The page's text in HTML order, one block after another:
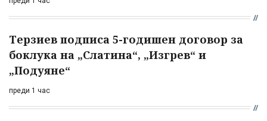
Терзиев подписа 5-годишен договор за
боклука на „Слатина“, „Изгрев“ и
„Подуяне“
преди 1 час